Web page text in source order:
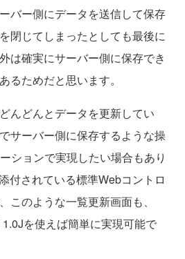
バー側にデータを送信して保存
閉じてしまったとしても最後に
は確実にサーバー側に保存でき
るためだと思います。
んどんとデータを更新してい
サーバー側に保存するような操
ションで実現したい場合もあり
付されている標準Webコントロ
このような一覧更新画面も、
を使えば簡単に実現可能で